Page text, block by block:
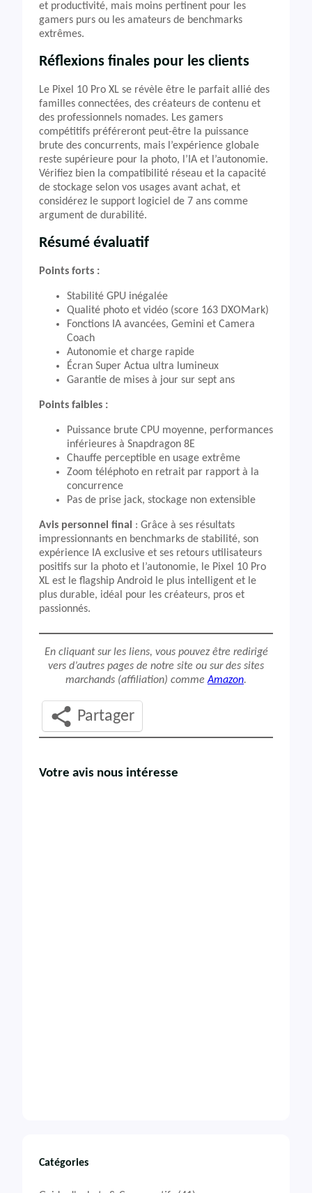
et productivité, mais moins pertinent pour les
gamers purs ou les amateurs de benchmarks
extrêmes.
Réflexions finales pour les clients
Le Pixel 10 Pro XL se révèle être le parfait allié des
familles connectées, des créateurs de contenu et
des professionnels nomades. Les gamers
compétitifs préféreront peut-être la puissance
brute des concurrents, mais l’expérience globale
reste supérieure pour la photo, l’IA et l’autonomie.
Vérifiez bien la compatibilité réseau et la capacité
de stockage selon vos usages avant achat, et
considérez le support logiciel de 7 ans comme
argument de durabilité.
Résumé évaluatif
Points forts :
Stabilité GPU inégalée
Qualité photo et vidéo (score 163 DXOMark)
Fonctions IA avancées, Gemini et Camera
Coach
Autonomie et charge rapide
Écran Super Actua ultra lumineux
Garantie de mises à jour sur sept ans
Points faibles :
Puissance brute CPU moyenne, performances
inférieures à Snapdragon 8E
Chauffe perceptible en usage extrême
Zoom téléphoto en retrait par rapport à la
concurrence
Pas de prise jack, stockage non extensible
Avis personnel final
: Grâce à ses résultats
impressionnants en benchmarks de stabilité, son
expérience IA exclusive et ses retours utilisateurs
positifs sur la photo et l’autonomie, le Pixel 10 Pro
XL est le flagship Android le plus intelligent et le
plus durable, idéal pour les créateurs, pros et
passionnés.
En cliquant sur les liens, vous pouvez être redirigé
vers d’autres pages de notre site ou sur des sites
marchands (affiliation) commeAmazon.
Partager
Votre avis nous intéresse
Catégories